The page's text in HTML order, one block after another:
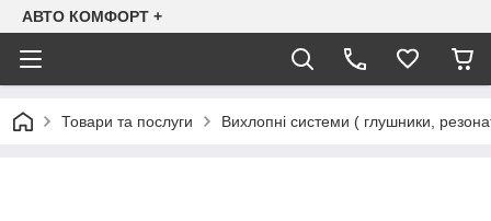
АВТО КОМФОРТ +
Товари та послуги Вихлопні системи ( глушники,